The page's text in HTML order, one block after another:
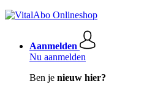
Aanmelden
Nu aanmelden
Ben je nieuw hier?